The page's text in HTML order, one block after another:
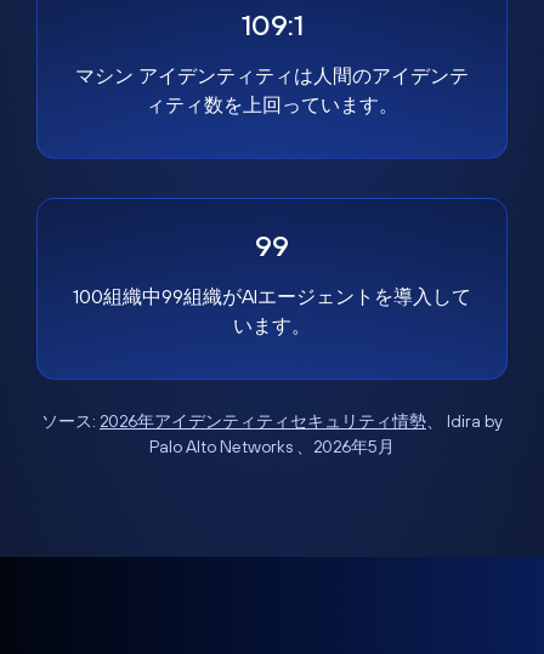
109:1
マシン アイデンティティは人間のアイデンテ
ィティ数を上回っています。
99
100組織中99組織がAIエージェントを導入して
います。
ソース: 2026年アイデンティティセキュリティ情勢、 Idira by
Palo Alto Networks 、2026年5月